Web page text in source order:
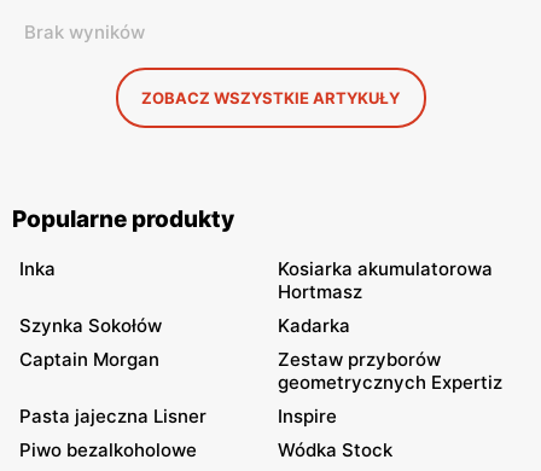
Brak wyników
ZOBACZ WSZYSTKIE ARTYKUŁY
Popularne produkty
Inka
Kosiarka akumulatorowa
Hortmasz
Szynka Sokołów
Kadarka
Captain Morgan
Zestaw przyborów
geometrycznych Expertiz
Pasta jajeczna Lisner
Inspire
Piwo bezalkoholowe
Wódka Stock